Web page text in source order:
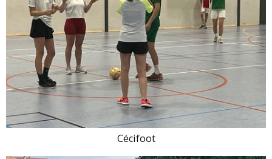
Cécifoot